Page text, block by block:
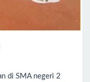
di SMA negeri 2